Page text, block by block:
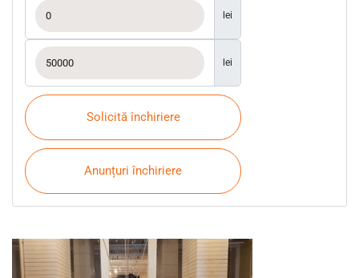
lei
lei
Solicită închiriere
Anunțuri închiriere